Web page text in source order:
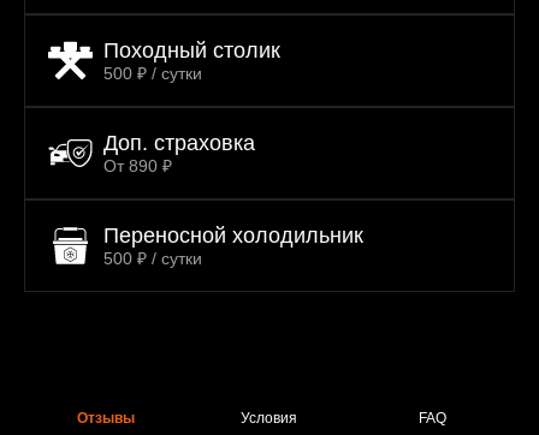
Походный столик
500 ₽ / сутки
Доп. страховка
От 890 ₽
Переносной холодильник
500 ₽ / сутки
Отзывы Условия FAQ